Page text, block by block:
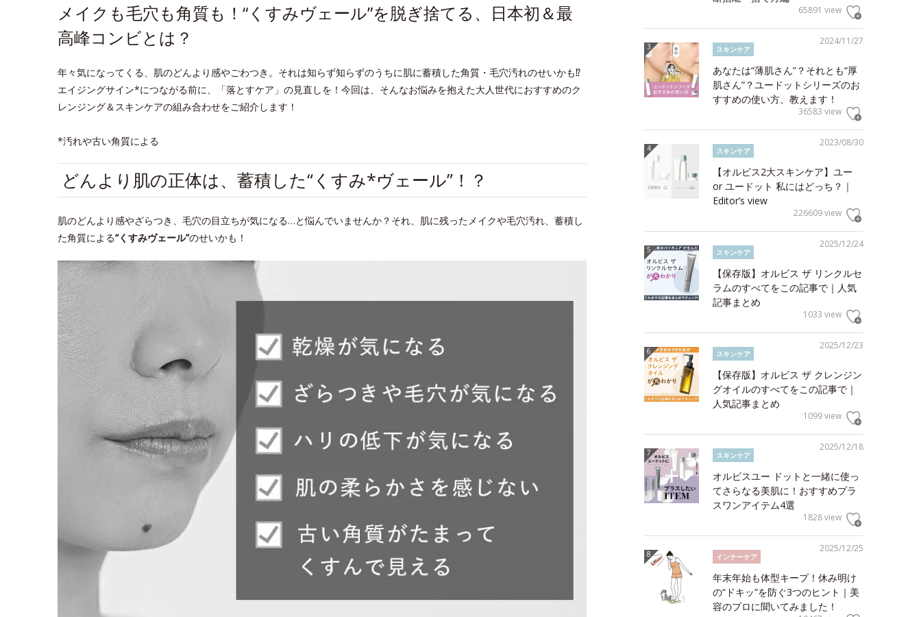
メイクも毛穴も角質も！“くすみヴェール”を脱ぎ捨てる、日本初＆最
高峰コンビとは？
年々気になってくる、肌のどんより感やごわつき。それは知らず知らずのうちに肌に蓄積した角質・毛穴汚れのせいかも⁉
エイジングサイン*につながる前に、「落とすケア」の見直しを！今回は、そんなお悩みを抱えた大人世代におすすめのク
レンジング＆スキンケアの組み合わせをご紹介します！
*汚れや古い角質による
どんより肌の正体は、蓄積した“くすみ*ヴェール”！？
肌のどんより感やざらつき、毛穴の目立ちが気になる…と悩んでいませんか？それ、肌に残ったメイクや毛穴汚れ、蓄積し
た角質による“くすみヴェール”のせいかも！
65891 view
2024/11/27
スキンケア
あなたは“薄肌さん”？それとも“厚
肌さん”？ユードットシリーズのお
すすめの使い方、教えます！
36583 view
2023/08/30
スキンケア
【オルビス2大スキンケア】ユー
or ユードット 私にはどっち？｜
Editor’s view
226609 view
2025/12/24
スキンケア
【保存版】オルビス ザ リンクルセ
ラムのすべてをこの記事で｜人気
記事まとめ
1033 view
2025/12/23
スキンケア
【保存版】オルビス ザ クレンジン
グオイルのすべてをこの記事で｜
人気記事まとめ
1099 view
2025/12/18
スキンケア
オルビスユー ドットと一緒に使っ
てさらなる美肌に！おすすめプラ
スワンアイテム4選
1828 view
2025/12/25
インナーケア
年末年始も体型キープ！休み明け
の“ドキッ”を防ぐ3つのヒント｜美
容のプロに聞いてみました！